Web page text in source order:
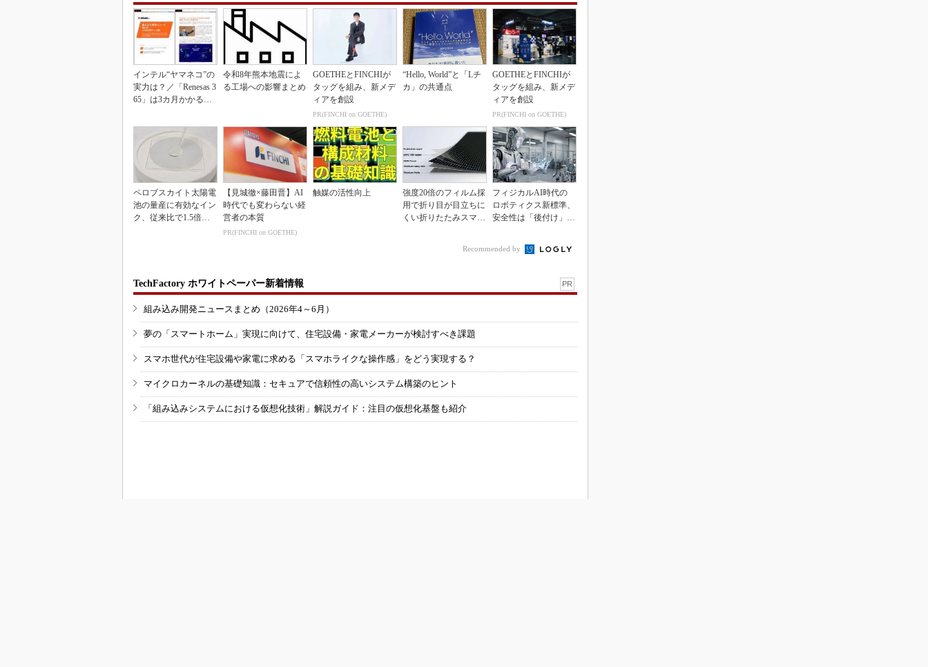
インテル“ヤマネコ”の
実力は？／「Renesas 3
65」は3カ月かかる作
令和8年熊本地震によ
る工場への影響まとめ
GOETHEとFINCHIが
タッグを組み、新メデ
ィアを創設
PR(FINCHI on GOETHE)
“Hello, World”と「Lチ
カ」の共通点
GOETHEとFINCHIが
タッグを組み、新メデ
ィアを創設
PR(FINCHI on GOETHE)
ペロブスカイト太陽電
池の量産に有効なイン
ク、従来比で1.5倍の
【見城徹×藤田晋】AI
時代でも変わらない経
営者の本質
PR(FINCHI on GOETHE)
触媒の活性向上
強度20倍のフィルム採
用で折り目が目立ちに
くい折りたたみスマホ
フィジカルAI時代の
ロボティクス新標準、
安全性は「後付け」で
Recommended by
TechFactory ホワイトペーパー新着情報 PR
組み込み開発ニュースまとめ（2026年4～6月）
夢の「スマートホーム」実現に向けて、住宅設備・家電メーカーが検討すべき課題
スマホ世代が住宅設備や家電に求める「スマホライクな操作感」をどう実現する？
マイクロカーネルの基礎知識：セキュアで信頼性の高いシステム構築のヒント
「組み込みシステムにおける仮想化技術」解説ガイド：注目の仮想化基盤も紹介